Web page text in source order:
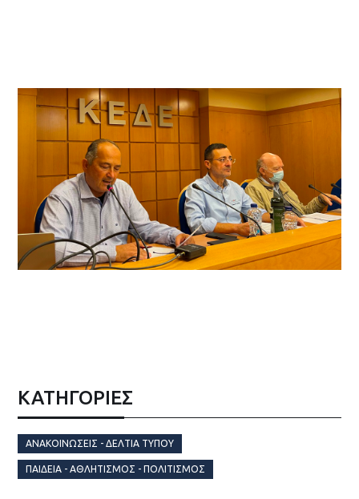
ΚΑΤΗΓΟΡΙΕΣ
ΑΝΑΚΟΙΝΏΣΕΙΣ - ΔΕΛΤΊΑ ΤΎΠΟΥ
ΠΑΙΔΕΊΑ - ΑΘΛΗΤΙΣΜΌΣ - ΠΟΛΙΤΙΣΜΌΣ